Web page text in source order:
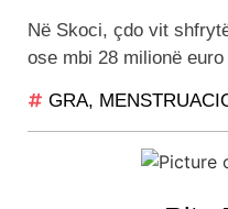
Në Skoci, çdo vit
ose mbi 28 milionë
GRA,